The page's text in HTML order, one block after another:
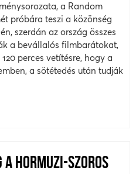
a Random
próbára teszi a közönség
szerdán az ország összes
a bevállalós filmbarátokat,
perces vetítésre, hogy a
a sötétedés után tudják
HORMUZI-SZOROS